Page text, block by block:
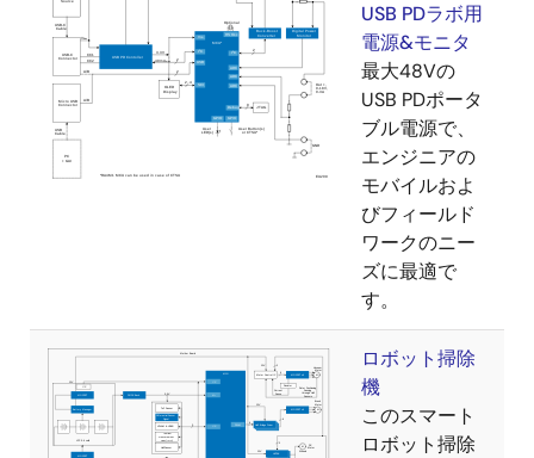
USB PDラボ用
電源&モニタ
最大48Vの
USB PDポータ
ブル電源で、
エンジニアの
モバイルおよ
びフィールド
ワークのニー
ズに最適で
す。
ロボット掃除
機
このスマート
ロボット掃除